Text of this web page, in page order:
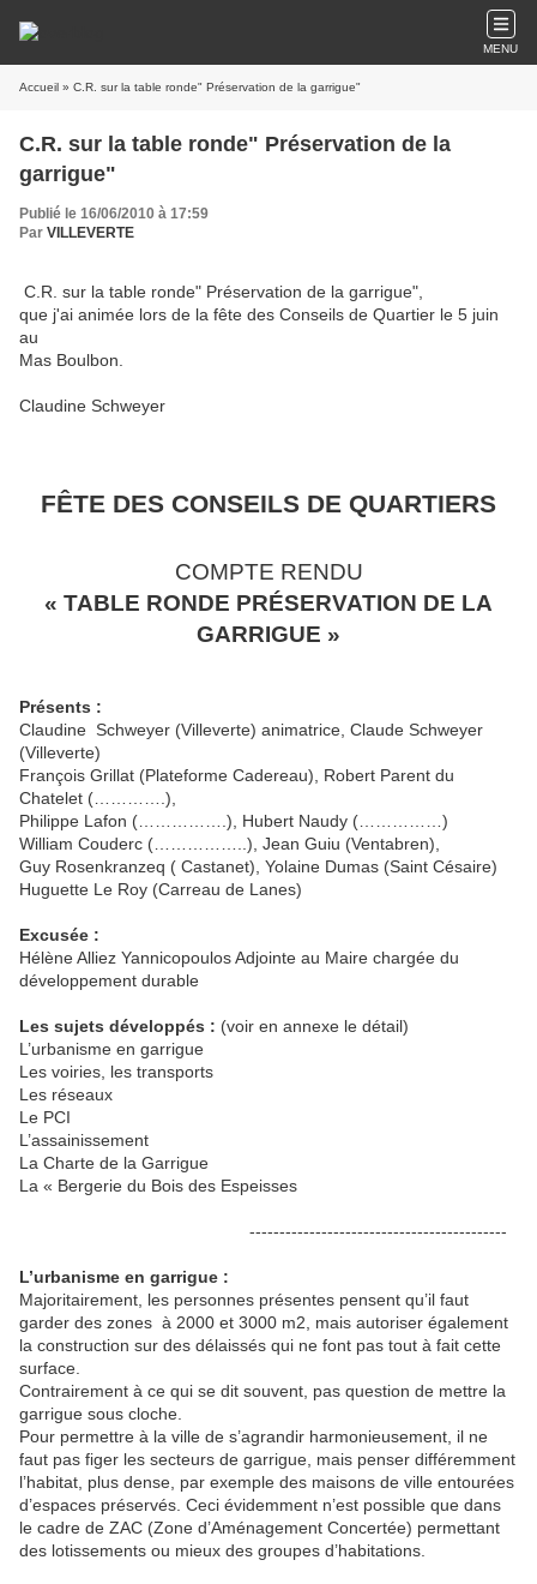
MENU
Accueil » C.R. sur la table ronde" Préservation de la garrigue"
C.R. sur la table ronde" Préservation de la
garrigue"
Publié le 16/06/2010 à 17:59
Par VILLEVERTE
C.R. sur la table ronde" Préservation de la garrigue",
que j'ai animée lors de la fête des Conseils de Quartier le 5 juin
au
Mas Boulbon.
Claudine Schweyer
FÊTE DES CONSEILS DE QUARTIERS
COMPTE RENDU
« TABLE RONDE PRÉSERVATION DE LA
GARRIGUE »
Présents :
Claudine Schweyer (Villeverte) animatrice, Claude Schweyer
(Villeverte)
François Grillat (Plateforme Cadereau), Robert Parent du
Chatelet (………….),
Philippe Lafon (…………….), Hubert Naudy (……………)
William Couderc (……………..), Jean Guiu (Ventabren),
Guy Rosenkranzeq ( Castanet), Yolaine Dumas (Saint Césaire)
Huguette Le Roy (Carreau de Lanes)
Excusée :
Hélène Alliez Yannicopoulos Adjointe au Maire chargée du
développement durable
Les sujets développés : (voir en annexe le détail)
L’urbanisme en garrigue
Les voiries, les transports
Les réseaux
Le PCI
L’assainissement
La Charte de la Garrigue
La « Bergerie du Bois des Espeisses
-------------------------------------------
L’urbanisme en garrigue :
Majoritairement, les personnes présentes pensent qu’il faut
garder des zones à 2000 et 3000 m2, mais autoriser également
la construction sur des délaissés qui ne font pas tout à fait cette
surface.
Contrairement à ce qui se dit souvent, pas question de mettre la
garrigue sous cloche.
Pour permettre à la ville de s’agrandir harmonieusement, il ne
faut pas figer les secteurs de garrigue, mais penser différemment
l’habitat, plus dense, par exemple des maisons de ville entourées
d’espaces préservés. Ceci évidemment n’est possible que dans
le cadre de ZAC (Zone d’Aménagement Concertée) permettant
des lotissements ou mieux des groupes d’habitations.